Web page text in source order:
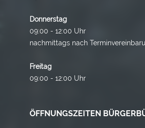
Donnerstag
09:00 - 12:00 Uhr
nachmittags nach
Freitag
09:00 - 12:00 Uhr
ÖFFNUNGSZEITEN